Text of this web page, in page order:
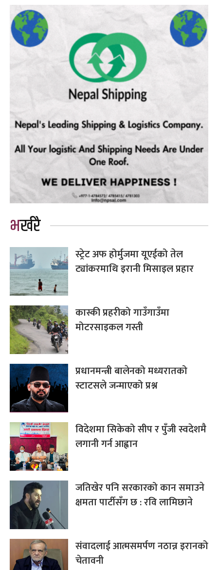
भर्खरै
स्ट्रेट अफ होर्मुजमा यूएईको तेल
ट्यांकरमाथि इरानी मिसाइल प्रहार
कास्की प्रहरीको गाउँगाउँमा
मोटरसाइकल गस्ती
प्रधानमन्त्री बालेनको मध्यरातको
स्टाटसले जन्माएको प्रश्न
विदेशमा सिकेको सीप र पुँजी स्वदेशमै
लगानी गर्न आह्वान
जतिखेर पनि सरकारको कान समाउने
क्षमता पार्टीसँग छ : रवि लामिछाने
संवादलाई आत्मसमर्पण नठान्न इरानको
चेतावनी